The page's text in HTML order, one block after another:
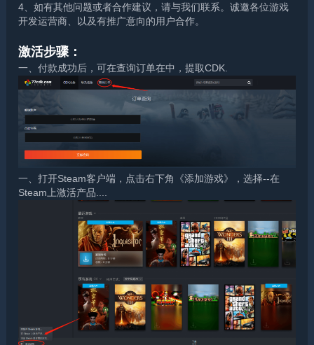
4、如有其他问题或者合作建议，请与我们联系。诚邀各位游戏
开发运营商、以及有推广意向的用户合作。
激活步骤：
一、付款成功后，可在查询订单在中，提取CDK.
一、打开Steam客户端，点击右下角《添加游戏》，选择--在
Steam上激活产品....